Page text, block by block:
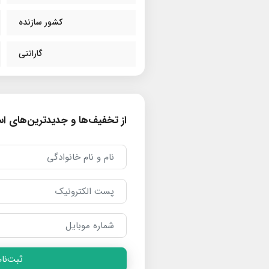
کشور سازنده
گارانتی
از تخفیف‌ها و جدیدترین‌های